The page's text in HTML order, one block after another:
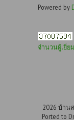
Powered by
จำนวนผู้เยี่ย
2026 บ้าน
Ported to